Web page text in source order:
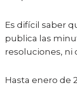
Es difícil saber
publica las
resoluciones, ni
Hasta enero de